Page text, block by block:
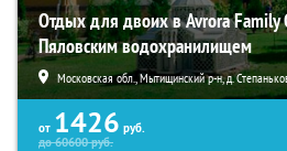
Отдых для двоих в Avrora Family
Пяловским водохранилищем
Московская обл., Мытищинский р-н, д.
от 1426 руб.
до60600руб.